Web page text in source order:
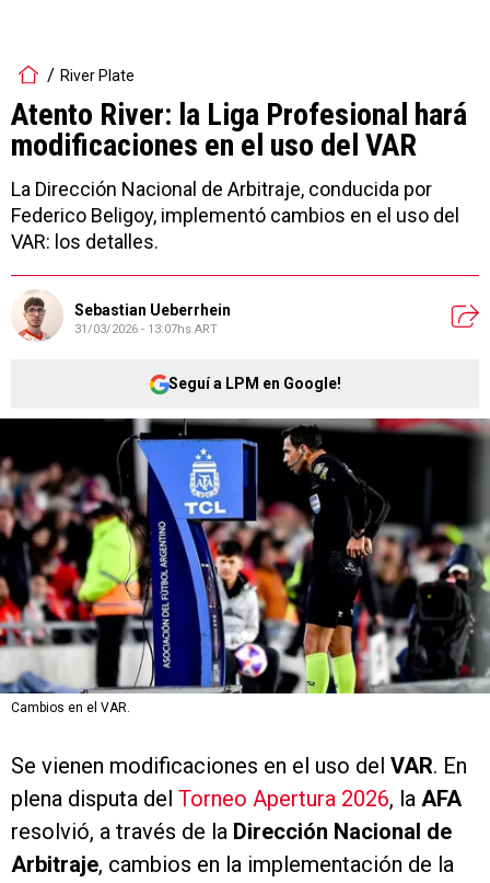
River Plate
Atento River: la Liga Profesional hará
modificaciones en el uso del VAR
La Dirección Nacional de Arbitraje, conducida por
Federico Beligoy, implementó cambios en el uso del
VAR: los detalles.
Sebastian Ueberrhein
31/03/2026 - 13:07hs ART
Seguí a LPM en Google!
Cambios en el VAR.
Se vienen modificaciones en el uso del VAR. En
plena disputa del Torneo Apertura 2026, la AFA
resolvió, a través de la Dirección Nacional de
Arbitraje, cambios en la implementación de la